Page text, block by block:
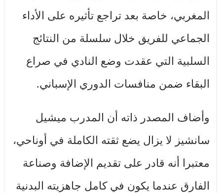
المغربي، خاصة بعد تراجع تأثيره على الأداء
الجماعي للفريق خلال سلسلة من النتائج
السلبية التي عقدت وضع النادي في صراع
البقاء ضمن منافسات الدوري الإسباني.
وأضاف المصدر ذاته أن المدرب ميشيل
سانشيز لا يزال يضع ثقته الكاملة في أوناحي،
معتبرا أنه قادر على تقديم الإضافة وصناعة
الفارق عندما يكون في كامل جاهزيته البدنية